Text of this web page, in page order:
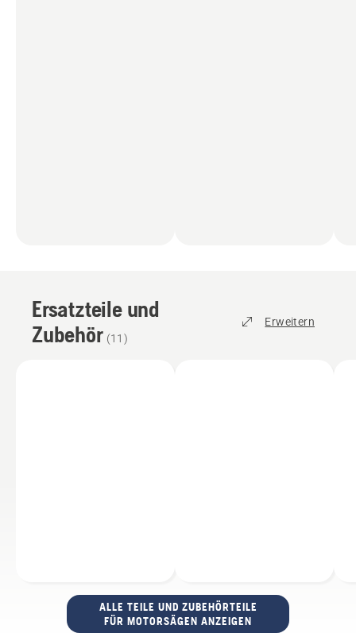
Ersatzteile und
Zubehör (11 )
Erweitern
ALLE TEILE UND ZUBEHÖRTEILE
FÜR MOTORSÄGEN ANZEIGEN